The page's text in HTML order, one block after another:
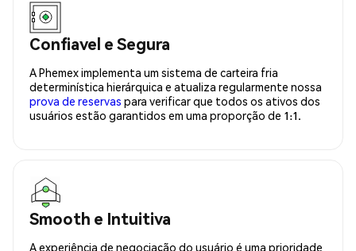
Confiavel e Segura
A Phemex implementa um sistema de carteira fria
determinística hierárquica e atualiza regularmente nossa
prova de reservas para verificar que todos os ativos dos
usuários estão garantidos em uma proporção de 1:1.
Smooth e Intuitiva
A experiência de negociação do usuário é uma prioridade